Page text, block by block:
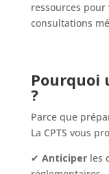
ressources
consultations
Pourquoi
?
Parce que
La CPTS vous
✔ Anticiperles